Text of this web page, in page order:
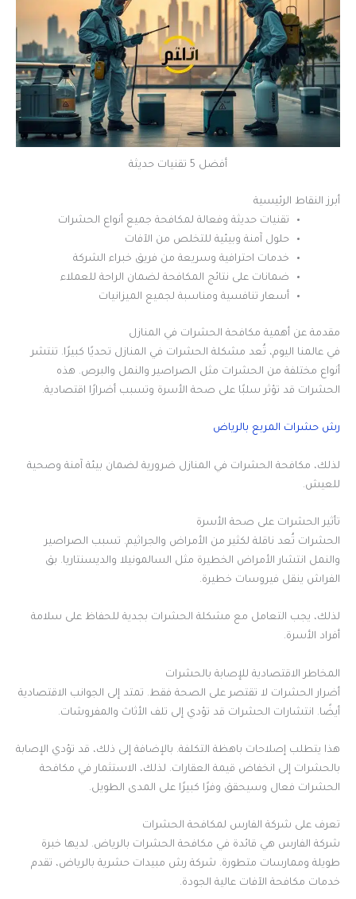
أفضل 5 تقنيات حديثة
أبرز النقاط الرئيسية
تقنيات حديثة وفعالة لمكافحة جميع أنواع الحشرات
حلول آمنة وبيئية للتخلص من الآفات
خدمات احترافية وسريعة من فريق خبراء الشركة
ضمانات على نتائج المكافحة لضمان الراحة للعملاء
أسعار تنافسية ومناسبة لجميع الميزانيات
مقدمة عن أهمية مكافحة الحشرات في المنازل
في عالمنا اليوم، تُعد مشكلة الحشرات في المنازل تحديًا كبيرًا. تنتشر
أنواع مختلفة من الحشرات مثل الصراصير والنمل والبرص. هذه
الحشرات قد تؤثر سلبًا على صحة الأسرة وتسبب أضرارًا اقتصادية.
رش حشرات المربع بالرياض
لذلك، مكافحة الحشرات في المنازل ضرورية لضمان بيئة آمنة وصحية
للعيش.
تأثير الحشرات على صحة الأسرة
الحشرات تُعد ناقلة لكثير من الأمراض والجراثيم. تسبب الصراصير
والنمل انتشار الأمراض الخطيرة مثل السالمونيلا والديسنتاريا. بق
الفراش ينقل فيروسات خطيرة.
لذلك، يجب التعامل مع مشكلة الحشرات بجدية للحفاظ على سلامة
أفراد الأسرة.
المخاطر الاقتصادية للإصابة بالحشرات
أضرار الحشرات لا تقتصر على الصحة فقط. تمتد إلى الجوانب الاقتصادية
أيضًا. انتشارات الحشرات قد تؤدي إلى تلف الأثاث والمفروشات.
هذا يتطلب إصلاحات باهظة التكلفة. بالإضافة إلى ذلك، قد تؤدي الإصابة
بالحشرات إلى انخفاض قيمة العقارات. لذلك، الاستثمار في مكافحة
الحشرات فعال وسيحقق وفرًا كبيرًا على المدى الطويل.
تعرف على شركة الفارس لمكافحة الحشرات
شركة الفارس هي قائدة في مكافحة الحشرات بالرياض. لديها خبرة
طويلة وممارسات متطورة. شركة رش مبيدات حشرية بالرياض، تقدم
خدمات مكافحة الآفات عالية الجودة.